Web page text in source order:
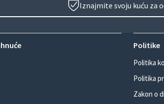
Iznajmite svoju kuću za
Politike
Politika
Politika
Zakon o